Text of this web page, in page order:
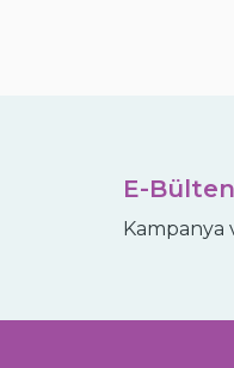
E-